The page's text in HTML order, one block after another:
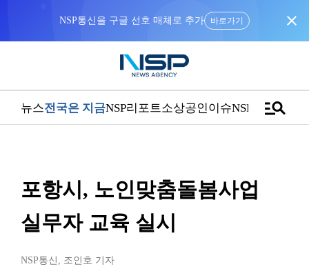
NSP통신을 구글 선호 매체로 추가 바로가기 close
뉴스전국은 지금NSP리포트소상공인이슈NSPTVmanage_search
포항시, 노인맞춤돌봄사업
실무자 교육 실시
NSP통신 , 조인호 기자